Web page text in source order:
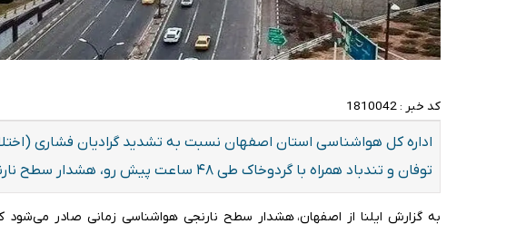
کد خبر : 1810042
اداره کل هواشناسی استان اصفهان نسبت به تشدید گرادیان فشاری
توفان و تندباد همراه با گردوخاک طی ۴۸ ساعت پیش رو، هشدار سطح نارنجی صادر کرد.
به گزارش ایلنا از اصفهان، هشدار سطح نارنجی هواشناسی زمانی صادر می‌شود